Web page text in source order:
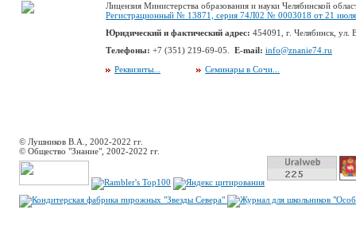
Лицензия Министерства образования и науки Челябинской
Регистрационный № 13871, серия 74Л02 № 0003018 от 21
Юридический и фактический адрес: 454091, г. Челябинск, ул.
Телефоны: +7 (351) 219-69-05. E-mail: info@znanie74.ru
Реквизиты...
Семинары в Сочи...
© Лушников В.А., 2002-2022 гг.
© Общество "Знание", 2002-2022 гг.